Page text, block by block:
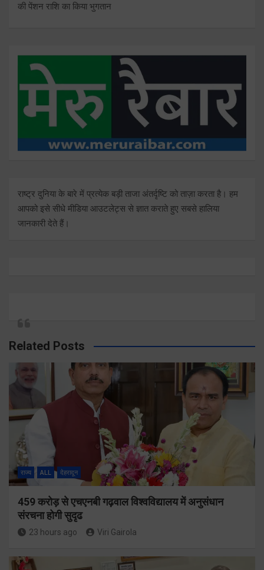
की पेंशन राशि का किया भुगतान
राष्ट्र दुनिया के बारे में प्रत्येक बड़ी ताजा अंतर्दृष्टि को ताज़ा करता है। हम
आपको इसे सीधे मीडिया आउटलेट्स से ज्ञात कराते हुए सबसे हालिया
जानकारी देते हैं।
Related Posts
राज्य ALL देहरादून
459 करोड़ से एचएनबी गढ़वाल विश्वविद्यालय में अनुसंधान
संरचना होगी सुदृढ
23 hours ago Viri Gairola